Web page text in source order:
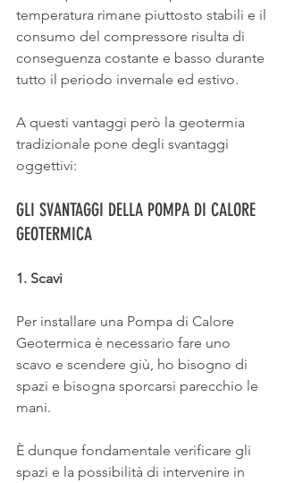
temperatura rimane piuttosto stabili e il
consumo del compressore risulta di
conseguenza costante e basso durante
tutto il periodo invernale ed estivo.
A questi vantaggi però la geotermia
tradizionale pone degli svantaggi
oggettivi:
GLI SVANTAGGI DELLA POMPA DI CALORE
GEOTERMICA
1. Scavi
Per installare una Pompa di Calore
Geotermica è necessario fare uno
scavo e scendere giù, ho bisogno di
spazi e bisogna sporcarsi parecchio le
mani.
È dunque fondamentale verificare gli
spazi e la possibilità di intervenire in